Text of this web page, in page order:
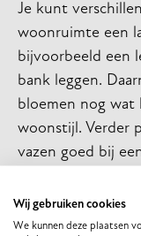
Je kunt
woonruimte een
bijvoorbeeld een
bank leggen.
bloemen nog wat
woonstijl. Verder
vazen goed bij
Landelijk
Wij gebruiken cookies
We kunnen deze plaatsen